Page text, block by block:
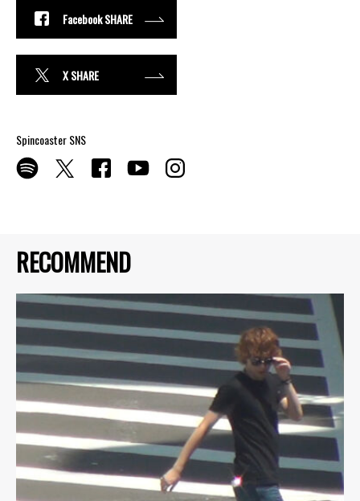
RECOMMEND
Facebook SHARE
X SHARE
Spincoaster SNS